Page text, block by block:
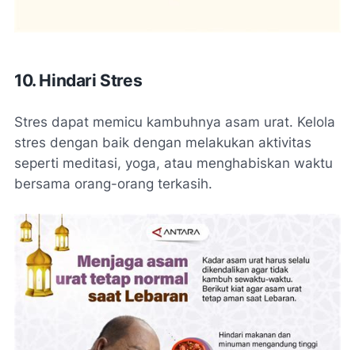
10. Hindari Stres
Stres dapat memicu kambuhnya asam urat. Kelola
stres dengan baik dengan melakukan aktivitas
seperti meditasi, yoga, atau menghabiskan waktu
bersama orang-orang terkasih.